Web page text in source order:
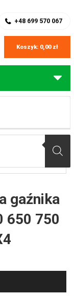
+48 699 570 067
Koszyk: 0,00 zł
gaźnika
650 750